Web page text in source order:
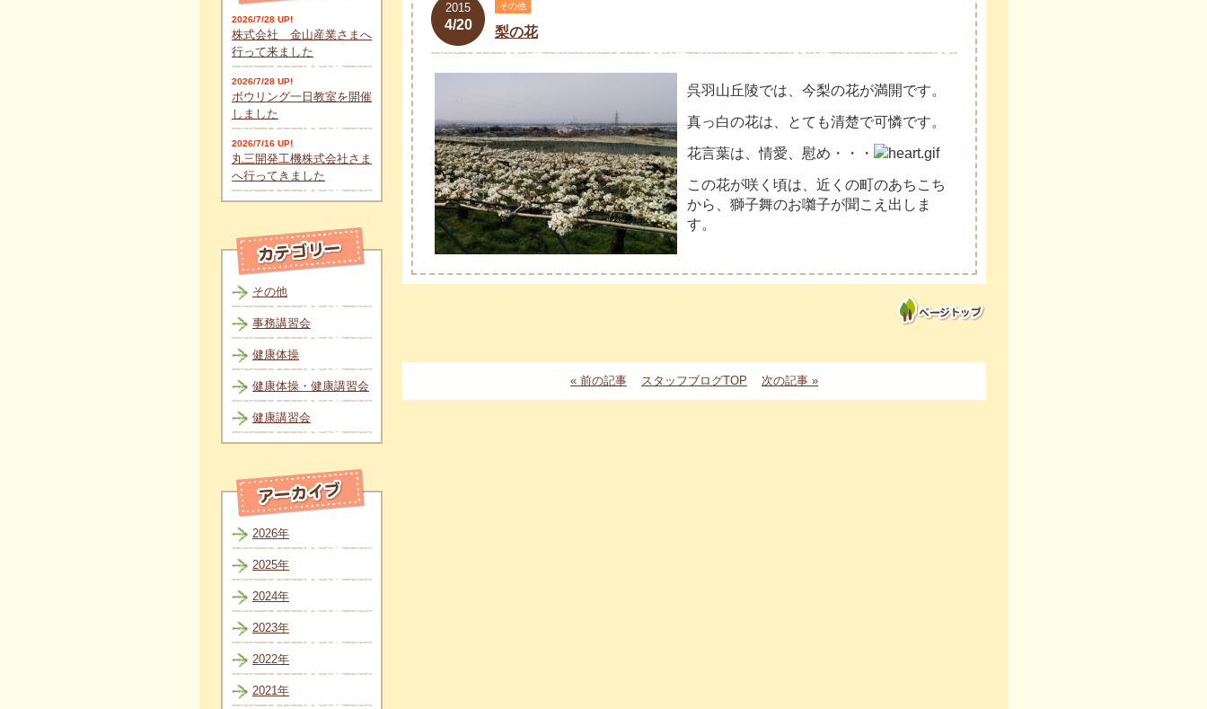
2015
4/20
その他
梨の花
呉羽山丘陵では、今梨の花が満開です。
真っ白の花は、とても清楚で可憐です。
花言葉は、情愛、慰め・・・
この花が咲く頃は、近くの町のあちこち
から、獅子舞のお囃子が聞こえ出しま
す。
« 前の記事 スタッフブログTOP 次の記事 »
2026/7/28 UP!
株式会社 金山産業さまへ
行って来ました
2026/7/28 UP!
ボウリング一日教室を開催
しました
2026/7/16 UP!
丸三開発工機株式会社さま
へ行ってきました
その他
事務講習会
健康体操
健康体操・健康講習会
健康講習会
2026年
2025年
2024年
2023年
2022年
2021年